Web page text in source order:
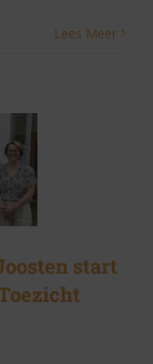
Lees Meer
start